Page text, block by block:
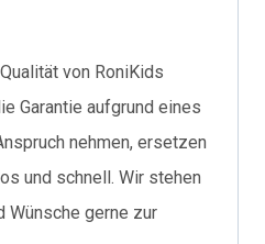
von RoniKids
Garantie aufgrund eines
nehmen, ersetzen
und schnell. Wir stehen
Wünsche gerne zur